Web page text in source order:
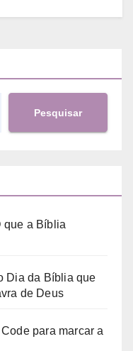
Pesquisar
que a Bíblia
Dia da Bíblia que
de Deus
para marcar a